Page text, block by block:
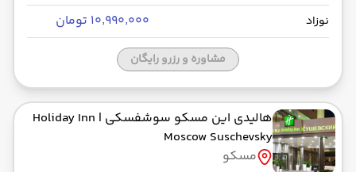
نوزاد ۱۰٬۹۹۰٬۰۰۰ تومان
مشاوره و رزرو رایگان
هالیدی این مسکو سوشفسکی | Holiday Inn
Moscow Suschevsky
مسکو